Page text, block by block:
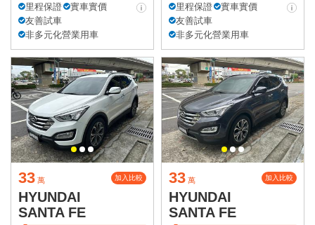
里程保證
實車實價
友善試車
非多元化營業用車
里程保證
實車實價
友善試車
非多元化營業用車
33 萬 加入比較
HYUNDAI
SANTA FE
33 萬 加入比較
HYUNDAI
SANTA FE